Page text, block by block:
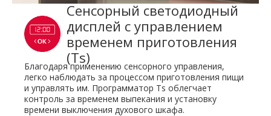
Сенсорный светодиодный
дисплей с управлением
временем приготовления
(Ts)
Благодаря применению сенсорного управления,
легко наблюдать за процессом приготовления пищи
и управлять им. Программатор Ts облегчает
контроль за временем выпекания и установку
времени выключения духового шкафа.